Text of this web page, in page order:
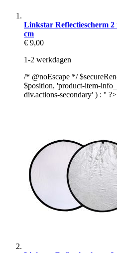
Linkstar Reflectiescherm
cm
€ 9,00
1-2 werkdagen
/* @noEscape */
$position, 'product-item-
div.actions-secondary' ) : '' ?>